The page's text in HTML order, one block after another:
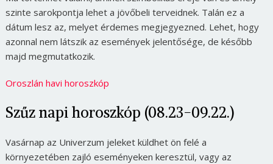
szinte sarokpontja lehet a jövőbeli terveidnek. Talán ez a
dátum lesz az, melyet érdemes megjegyezned. Lehet, hogy
azonnal nem látszik az események jelentősége, de később
majd megmutatkozik.
Oroszlán havi horoszkóp
Szűz napi horoszkóp (08.23-09.22.)
Vasárnap az Univerzum jeleket küldhet ön felé a
környezetében zajló eseményeken keresztül, vagy az